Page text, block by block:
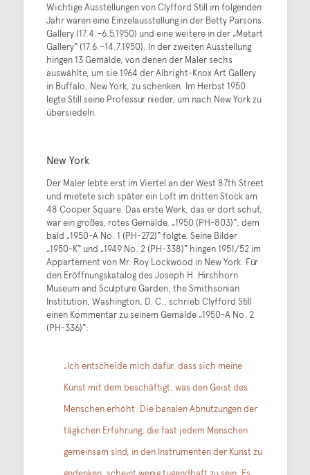
Wichtige Ausstellungen von Clyfford Still im folgenden
Jahr waren eine Einzelausstellung in der Betty Parsons
Gallery (17.4.–6.5.1950) und eine weitere in der „Metart
Gallery“ (17.6.–14.7.1950). In der zweiten Ausstellung
hingen 13 Gemälde, von denen der Maler sechs
auswählte, um sie 1964 der Albright-Knox Art Gallery
in Buffalo, New York, zu schenken. Im Herbst 1950
legte Still seine Professur nieder, um nach New York zu
übersiedeln.
New York
Der Maler lebte erst im Viertel an der West 87th Street
und mietete sich später ein Loft im dritten Stock am
48 Cooper Square. Das erste Werk, das er dort schuf,
war ein großes, rotes Gemälde, „1950 (PH-803)“, dem
bald „1950-A No. 1 (PH-272)“ folgte. Seine Bilder
„1950-K“ und „1949 No. 2 (PH-338)“ hingen 1951/52 im
Appartement von Mr. Roy Lockwood in New York. Für
den Eröffnungskatalog des Joseph H. Hirshhorn
Museum and Sculpture Garden, the Smithsonian
Institution, Washington, D. C., schrieb Clyfford Still
einen Kommentar zu seinem Gemälde „1950-A No. 2
(PH-336)“:
„Ich entscheide mich dafür, dass sich meine
Kunst mit dem beschäftigt, was den Geist des
Menschen erhöht. Die banalen Abnutzungen der
täglichen Erfahrung, die fast jedem Menschen
gemeinsam sind, in den Instrumenten der Kunst zu